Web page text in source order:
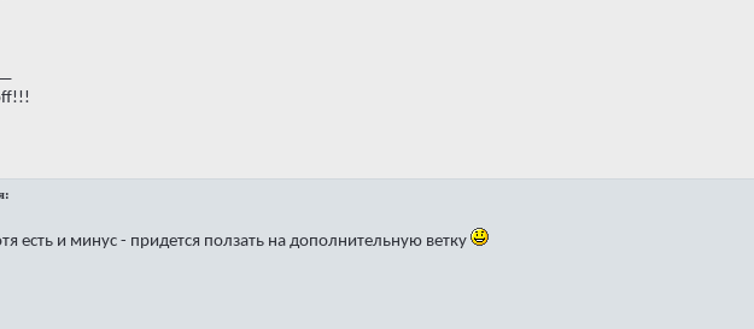
есть и минус - придется ползать на дополнительную ветку